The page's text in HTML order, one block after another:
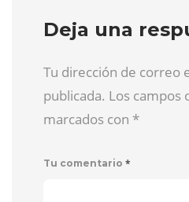
Deja una
Tu dirección de correo
publicada. Los campos
marcados con *
Tu comentario *